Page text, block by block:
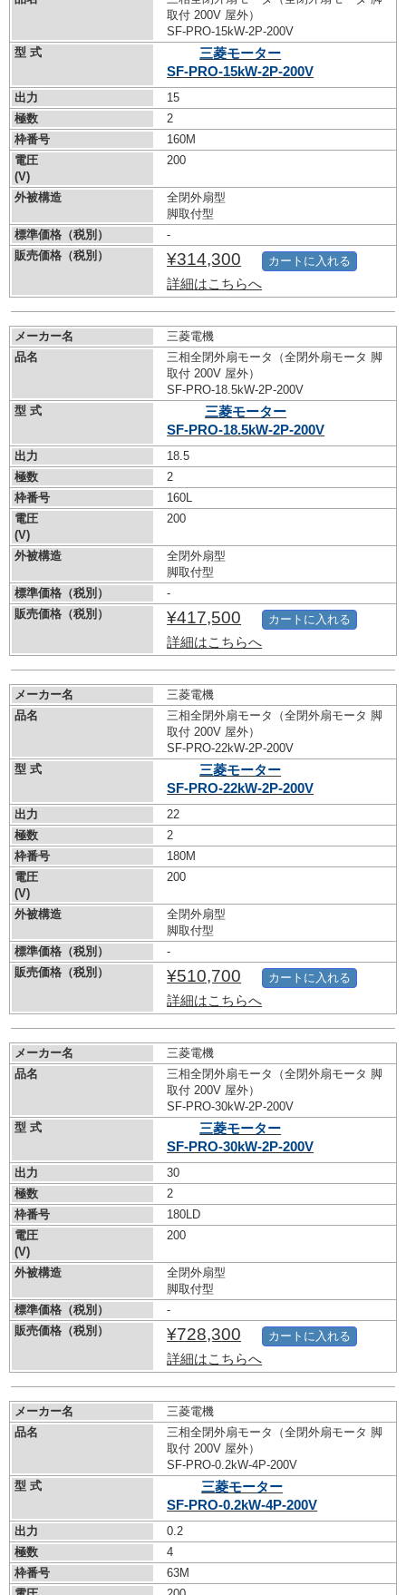
取付 200V 屋外）
SF-PRO-15kW-2P-200V
型 式
三菱モーター
SF-PRO-15kW-2P-200V
出力
15
極数
2
枠番号
160M
電圧
(V)
200
外被構造
全閉外扇型
脚取付型
標準価格（税別）
-
販売価格（税別）
¥314,300
詳細はこちらへ
カートに入れる
メーカー名
三菱電機
品名
三相全閉外扇モータ（全閉外扇モータ 脚
取付 200V 屋外）
SF-PRO-18.5kW-2P-200V
型 式
三菱モーター
SF-PRO-18.5kW-2P-200V
出力
18.5
極数
2
枠番号
160L
電圧
(V)
200
外被構造
全閉外扇型
脚取付型
標準価格（税別）
-
販売価格（税別）
¥417,500
詳細はこちらへ
カートに入れる
メーカー名
三菱電機
品名
三相全閉外扇モータ（全閉外扇モータ 脚
取付 200V 屋外）
SF-PRO-22kW-2P-200V
型 式
三菱モーター
SF-PRO-22kW-2P-200V
出力
22
極数
2
枠番号
180M
電圧
(V)
200
外被構造
全閉外扇型
脚取付型
標準価格（税別）
-
販売価格（税別）
¥510,700
詳細はこちらへ
カートに入れる
メーカー名
三菱電機
品名
三相全閉外扇モータ（全閉外扇モータ 脚
取付 200V 屋外）
SF-PRO-30kW-2P-200V
型 式
三菱モーター
SF-PRO-30kW-2P-200V
出力
30
極数
2
枠番号
180LD
電圧
(V)
200
外被構造
全閉外扇型
脚取付型
標準価格（税別）
-
販売価格（税別）
¥728,300
詳細はこちらへ
カートに入れる
メーカー名
三菱電機
品名
三相全閉外扇モータ（全閉外扇モータ 脚
取付 200V 屋外）
SF-PRO-0.2kW-4P-200V
型 式
三菱モーター
SF-PRO-0.2kW-4P-200V
出力
0.2
極数
4
枠番号
63M